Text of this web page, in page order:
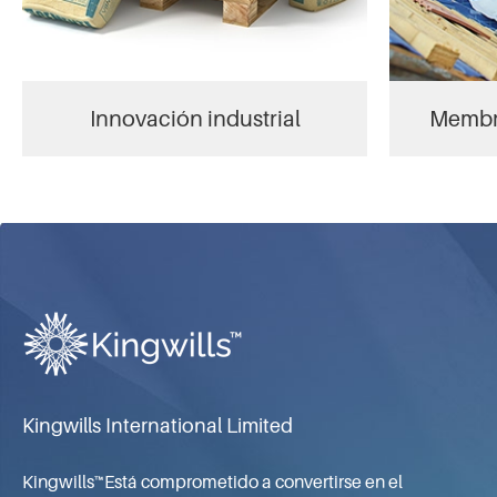
Innovación industrial
Kingwills International Limited
Kingwills™Está comprometido a convertirse en el